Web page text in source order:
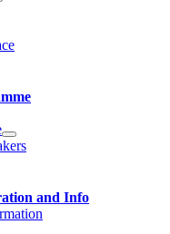
and Info